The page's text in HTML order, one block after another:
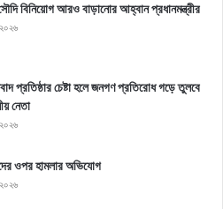
বিনিয়োগ আরও বাড়ানোর আহ্বান প্রধানমন্ত্রীর
প্রতিষ্ঠার চেষ্টা হলে জনগণ প্রতিরোধ গড়ে তুলবে
নেতা
ওপর হামলার অভিযোগ